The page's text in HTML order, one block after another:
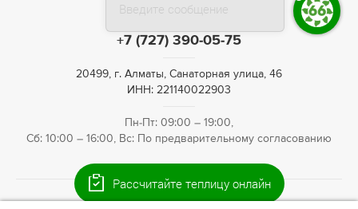
+7 (727) 390-05-75
20499, г. Алматы, Санаторная улица, 46
ИНН: 221140022903
Пн-Пт: 09:00 – 19:00,
Сб: 10:00 – 16:00, Вс: По предварительному согласованию
Рассчитайте теплицу онлайн
Введите сообщение